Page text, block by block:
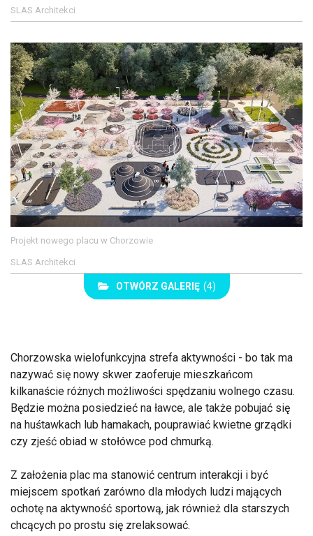
SLAS Architekci
Projekt nowego placu w Chorzowie
SLAS Architekci
OTWÓRZ GALERIĘ (4)
Chorzowska wielofunkcyjna strefa aktywności - bo tak ma
nazywać się nowy skwer zaoferuje mieszkańcom
kilkanaście różnych możliwości spędzaniu wolnego czasu.
Będzie można posiedzieć na ławce, ale także pobujać się
na huśtawkach lub hamakach, pouprawiać kwietne grządki
czy zjeść obiad w stołówce pod chmurką.
Z założenia plac ma stanowić centrum interakcji i być
miejscem spotkań zarówno dla młodych ludzi mających
ochotę na aktywność sportową, jak również dla starszych
chcących po prostu się zrelaksować.